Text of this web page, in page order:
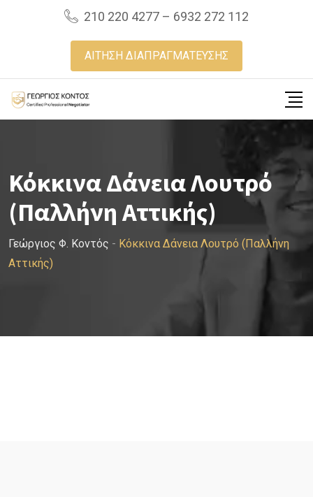
210 220 4277 – 6932 272 112
ΑΙΤΗΣΗ ΔΙΑΠΡΑΓΜΑΤΕΥΣΗΣ
Κόκκινα Δάνεια Λουτρό
(Παλλήνη Αττικής)
Γεώργιος Φ. Κοντός - Κόκκινα Δάνεια Λουτρό (Παλλήνη
Αττικής)